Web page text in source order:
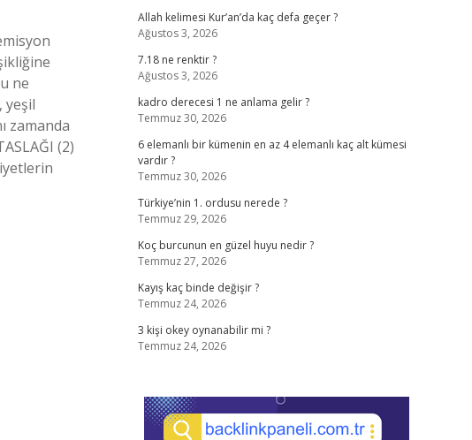
ne
yeşil
zamanda
(2)
Allah kelimesi Kur’an’da kaç defa geçer ?
Ağustos 3, 2026
7.18 ne renktir ?
Ağustos 3, 2026
kadro derecesi 1 ne anlama gelir ?
Temmuz 30, 2026
6 elemanlı bir kümenin en az 4 elemanlı kaç alt kümesi
vardır ?
Temmuz 30, 2026
Türkiye’nin 1. ordusu nerede ?
Temmuz 29, 2026
Koç burcunun en güzel huyu nedir ?
Temmuz 27, 2026
Kayış kaç binde değişir ?
Temmuz 24, 2026
3 kişi okey oynanabilir mi ?
Temmuz 24, 2026